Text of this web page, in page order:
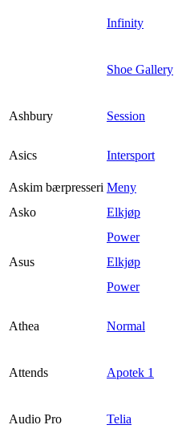
Infinity
Shoe Gallery
Ashbury Session
Asics
Intersport
Askim bærpresseri Meny
Asko
Elkjøp
Power
Asus
Elkjøp
Power
Athea Normal
Attends Apotek 1
Audio Pro Telia